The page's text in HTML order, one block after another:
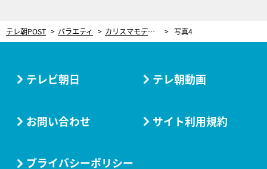
テレ朝POST バラエティ カリスマモデルの実母、赤裸々トーク中に突然のハプニング！「ママこれ以上ダメよ」 写真4
テレビ朝日 テレ朝動画
お問い合わせ サイト利用規約
プライバシーポリシー